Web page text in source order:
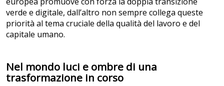
verde e digitale, dall’altro non sempre collega queste
priorità al tema cruciale della qualità del lavoro e del
capitale umano.
Nel mondo luci e ombre di una
trasformazione in corso